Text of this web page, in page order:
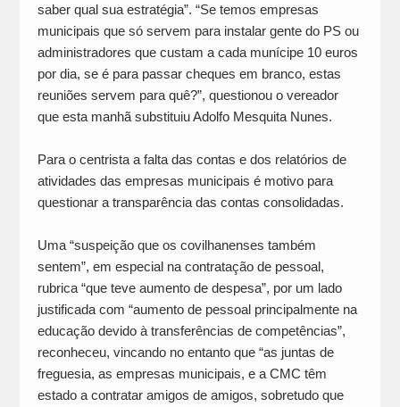
saber qual sua estratégia”. “Se temos empresas
municipais que só servem para instalar gente do PS ou
administradores que custam a cada munícipe 10 euros
por dia, se é para passar cheques em branco, estas
reuniões servem para quê?”, questionou o vereador
que esta manhã substituiu Adolfo Mesquita Nunes.
Para o centrista a falta das contas e dos relatórios de
atividades das empresas municipais é motivo para
questionar a transparência das contas consolidadas.
Uma “suspeição que os covilhanenses também
sentem”, em especial na contratação de pessoal,
rubrica “que teve aumento de despesa”, por um lado
justificada com “aumento de pessoal principalmente na
educação devido à transferências de competências”,
reconheceu, vincando no entanto que “as juntas de
freguesia, as empresas municipais, e a CMC têm
estado a contratar amigos de amigos, sobretudo que